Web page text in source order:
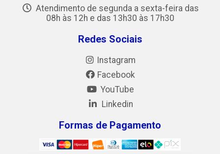
Atendimento de segunda a sexta-feira das
08h às 12h e das 13h30 às 17h30
Redes Sociais
Instagram
Facebook
YouTube
Linkedin
Formas de Pagamento